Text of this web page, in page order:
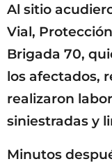
Al sitio
Vial,
Brigada 70,
los afectados,
realizaron
siniestradas y
Minutos